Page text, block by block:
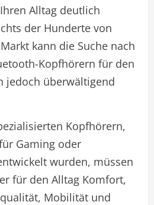
Alltag deutlich
der Hunderte von
kann die Suche nach
Kopfhörern für den
jedoch überwältigend
Kopfhörern,
Gaming oder
wurden, müssen
für den Alltag Komfort,
Mobilität und